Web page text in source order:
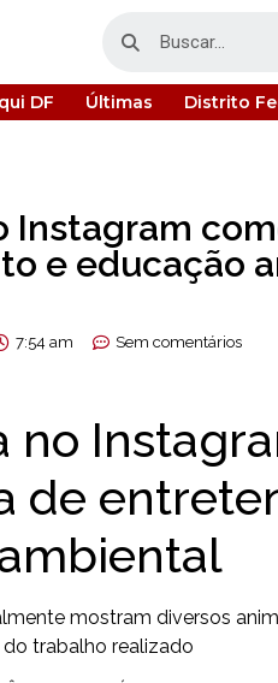
DF Últimas Distrito
Instagram
e educação
7:54 am Sem comentários
no
de
mostram diversos
trabalho realizado